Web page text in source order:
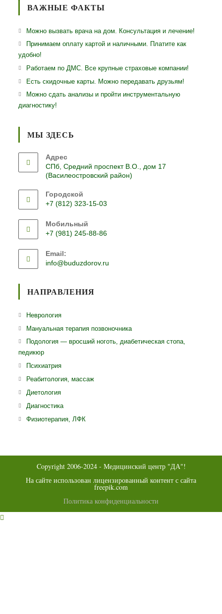
ВАЖНЫЕ ФАКТЫ
Можно вызвать врача на дом. Консультация и лечение!
Принимаем оплату картой и наличными. Платите как
удобно!
Работаем по ДМС. Все крупные страховые компании!
Есть скидочные карты. Можно передавать друзьям!
Можно сдать анализы и пройти инструментальную
диагностику!
МЫ ЗДЕСЬ
Адрес
СПб, Средний проспект В.О., дом 17
(Василеостровский район)
Городской
+7 (812) 323-15-03
в
вашем
Мобильный
+7 (981) 245-88-86
в
вашем
Email:
info@buduzdorov.ru
НАПРАВЛЕНИЯ
НеврологияОткроется
в
Мануальная терапия позвоночникаОткроется
в
Подология — вросший ноготь, диабетическая стопа,
педикюр
ПсихиатрияОткроется
в
Реабитология, массажОткроется
ДиетологияОткроется
в
ДиагностикаОткроется
в
Физиотерапия, ЛФК
Copyright 2006-2024 - Медицинский центр "ДА"!
На сайте использован лицензированный контент с сайта
freepik.com
Политика конфиденциальности